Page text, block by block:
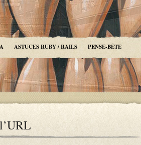
ASTUCES RUBY / RAILS PENSE-BÊTE